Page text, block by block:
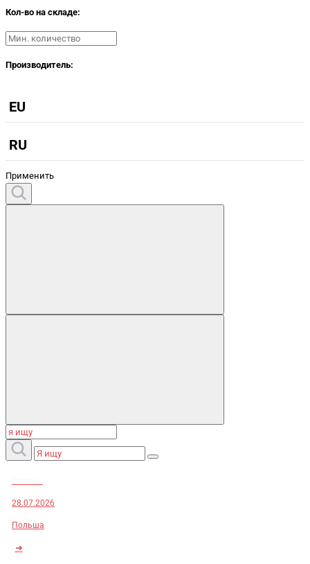
Кол-во на складе:
Производитель:
EU
RU
Применить
28.07.2026
Польша
➜